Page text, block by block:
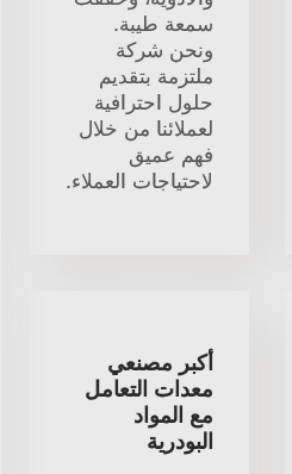
سمعة طيبة.
ونحن شركة
ملتزمة بتقديم
حلول احترافية
لعملائنا من خلال
فهم عميق
لاحتياجات العملاء.
أكبر مصنعي
معدات التعامل
مع المواد
البودرية